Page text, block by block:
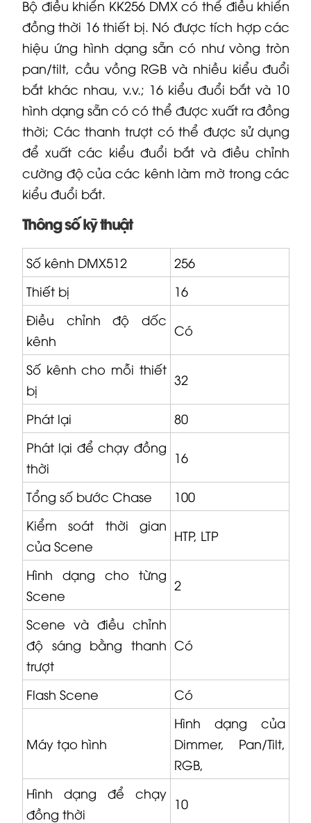
Bộ điều khiển KK256 DMX có thể điều khiển
đồng thời 16 thiết bị. Nó được tích hợp các
hiệu ứng hình dạng sẵn có như vòng tròn
pan/tilt, cầu vồng RGB và nhiều kiểu đuổi
bắt khác nhau, v.v.; 16 kiểu đuổi bắt và 10
hình dạng sẵn có có thể được xuất ra đồng
thời; Các thanh trượt có thể được sử dụng
để xuất các kiểu đuổi bắt và điều chỉnh
cường độ của các kênh làm mờ trong các
kiểu đuổi bắt.
Thông số kỹ thuật
Số kênh DMX512
256
Thiết bị
16
Điều chỉnh độ dốc
kênh
Có
Số kênh cho mỗi thiết
bị
32
Phát lại
80
Phát lại để chạy đồng
thời
16
Tổng số bước Chase
100
Kiểm soát thời gian
của Scene
HTP, LTP
Hình dạng cho từng
Scene
2
Scene và điều chỉnh
độ sáng bằng thanh
trượt
Có
Flash Scene Có
Máy tạo hình
Hình dạng của
Dimmer, Pan/Tilt,
RGB,
Hình dạng để chạy
đồng thời
10